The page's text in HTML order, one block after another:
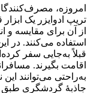
امروزه،
تریپ ادوایزر یک
از آن برای مقایسه و
استفاده می‌کنند. در
قبلاً به‌جایی سفر
اقامت بگیرند.
به‌راحتی می‌توانند
جاذبۀ گردشگری طبق